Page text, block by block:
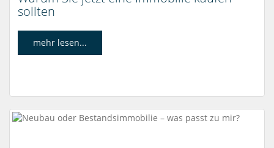
sollten
mehr lesen...